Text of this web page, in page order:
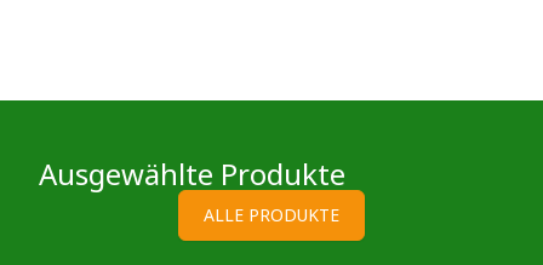
Ausgewählte Produkte
ALLE PRODUKTE